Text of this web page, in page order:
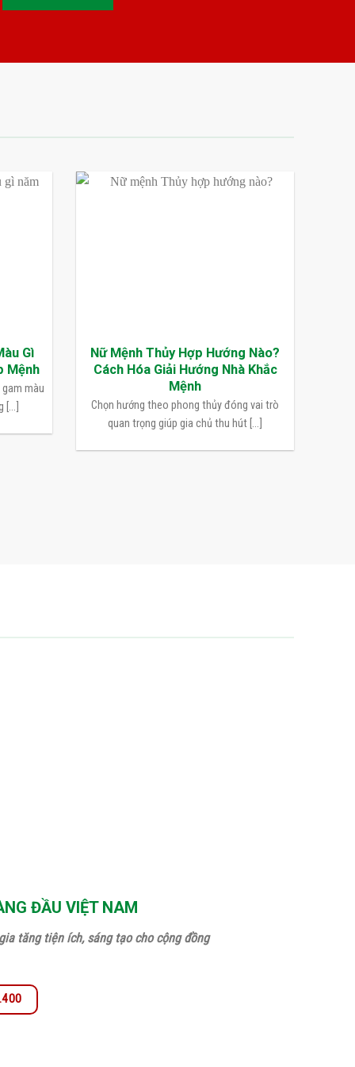
Gì
Mệnh
màu
Nữ Mệnh Thủy Hợp Hướng Nào?
Cách Hóa Giải Hướng Nhà Khắc
Mệnh
Chọn hướng theo phong thủy đóng vai trò
quan trọng giúp gia chủ thu hút [...]
ĐẦU VIỆT NAM
tăng tiện ích, sáng tạo cho cộng đồng